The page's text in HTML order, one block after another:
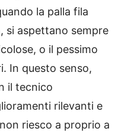
la palla fila
si aspettano sempre
o il pessimo
In questo senso,
il tecnico
rilevanti e
riesco a proprio a